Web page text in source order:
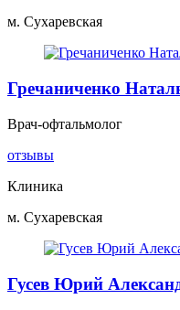
м. Сухаревская
Гречаниченко
Врач-офтальмолог
отзывы
Клиника
м. Сухаревская
Гусев Юрий